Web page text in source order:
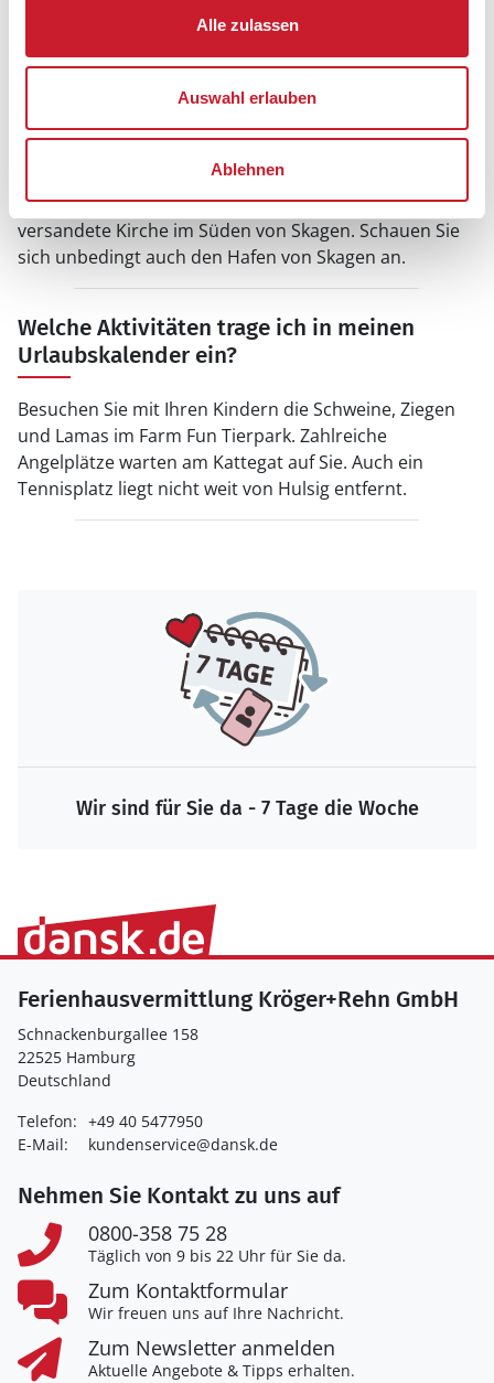
Alle zulassen
Auswahl erlauben
Ablehnen
Umgebung gibt es auch einen Minigolfplatz.
Welche Sehenswürdigkeiten gibt es rund um
Hulsig?
Die größten Adler der Welt begegnen Ihnen im
Örnerreservatet beiTversted. Sehenswert ist auch die
versandete Kirche im Süden von Skagen. Schauen Sie
sich unbedingt auch den Hafen von Skagen an.
Welche Aktivitäten trage ich in meinen
Urlaubskalender ein?
Besuchen Sie mit Ihren Kindern die Schweine, Ziegen
und Lamas im Farm Fun Tierpark. Zahlreiche
Angelplätze warten am Kattegat auf Sie. Auch ein
Tennisplatz liegt nicht weit von Hulsig entfernt.
Wir sind für Sie da - 7 Tage die Woche
Ferienhausvermittlung Kröger+Rehn GmbH
Schnackenburgallee 158
22525 Hamburg
Deutschland
Telefon: +49 40 5477950
E-Mail:
kundenservice@dansk.de
Nehmen Sie Kontakt zu uns auf
0800-358 75 28
Täglich von 9 bis 22 Uhr für Sie da.
Zum Kontaktformular
Wir freuen uns auf Ihre Nachricht.
Zum Newsletter anmelden
Aktuelle Angebote & Tipps erhalten.